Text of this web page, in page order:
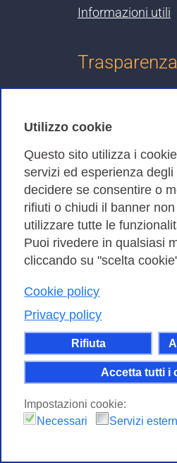
Utilizzo cookie
Questo sito utilizza i
servizi ed esperienza degli
decidere se consentire o
rifiuti o chiudi il banner
utilizzare tutte le
Puoi rivedere in qualsiasi
cliccando su "scelta
Cookie policy
Privacy policy
Rifiuta
Accetta tutti i
Impostazioni cookie:
Necessari
Servizi
Informazioni utili
Bandi di Gara
Consortium GARR - Via dei
0649622000 - Fax
| CF 97284570583 – PI
Destinatario
Il contenuto di questo sito e'
altrimenti indicato,
Creative
attribuzione - Non
stesso modo 4.0